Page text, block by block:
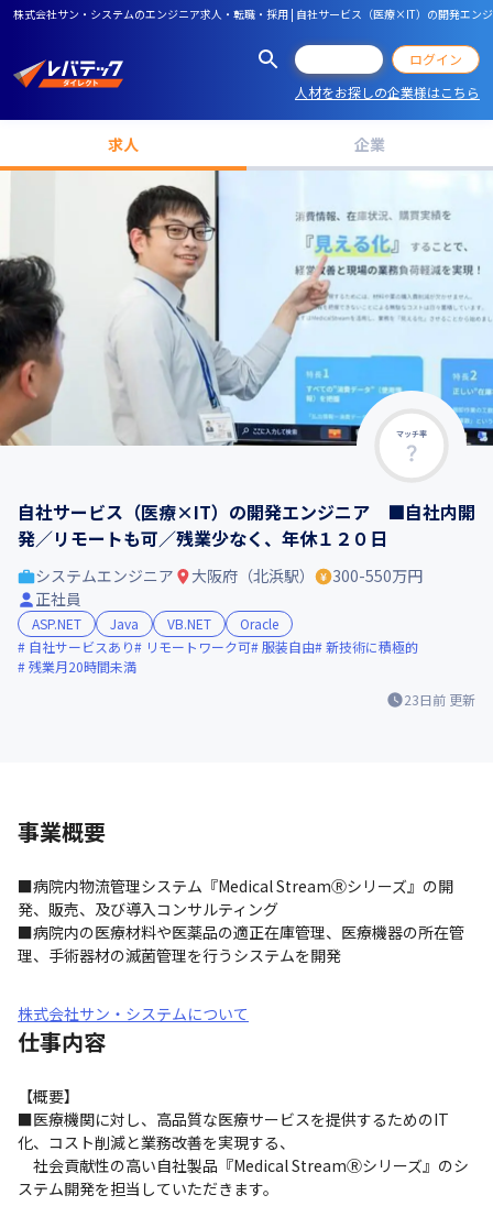
株式会社サン・システムのエンジニア求人・転職・採用 | 自社サービス（医療×IT）の開発エ
ログイン
人材をお探しの企業様はこちら
求人 企業
マッチ率
自社サービス（医療×IT）の開発エンジニア ■自社内開
発／リモートも可／残業少なく、年休１２０日
23日前 更新
システムエンジニア 大阪府（北浜駅）
300-550万円
正社員
ASP.NET Java VB.NET
Oracle
自社サービスあり
リモートワーク可 服装自由
新技術に積極的
残業月20時間未満
事業概要
■病院内物流管理システム『Medical StreamⓇシリーズ』の開
発、販売、及び導入コンサルティング
■病院内の医療材料や医薬品の適正在庫管理、医療機器の所在管
理、手術器材の滅菌管理を行うシステムを開発
株式会社サン・システムについて
仕事内容
【概要】
■医療機関に対し、高品質な医療サービスを提供するためのIT
化、コスト削減と業務改善を実現する、
社会貢献性の高い自社製品『Medical StreamⓇシリーズ』のシ
ステム開発を担当していただきます。